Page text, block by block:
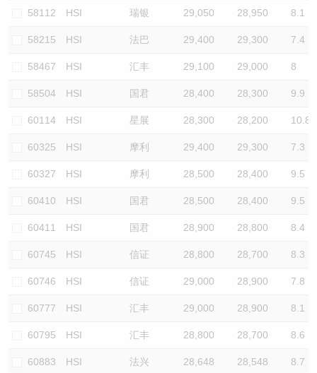
58112 HSI 瑞银 29,050 28,950 8.1
58215 HSI 法巴 29,400 29,300 7.4
58467 HSI 汇丰 29,100 29,000 8
58504 HSI 国君 28,400 28,300 9.9
60114 HSI 星展 28,300 28,200 10.8
60325 HSI 摩利 29,400 29,300 7.3
60327 HSI 摩利 28,500 28,400 9.5
60410 HSI 国君 28,500 28,400 9.5
60411 HSI 国君 28,900 28,800 8.4
60745 HSI 信证 28,800 28,700 8.3
60746 HSI 信证 29,000 28,900 7.8
60777 HSI 汇丰 29,000 28,900 8.1
60795 HSI 汇丰 28,800 28,700 8.6
60883 HSI 法兴 28,648 28,548 8.7